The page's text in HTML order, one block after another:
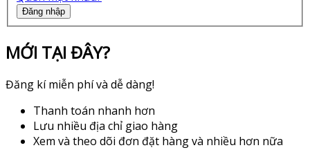
Đăng nhập
MỚI TẠI ĐÂY?
Đăng kí miễn phí và dễ dàng!
Thanh toán nhanh hơn
Lưu nhiều địa chỉ giao hàng
Xem và theo dõi đơn đặt hàng và nhiều hơn nữa